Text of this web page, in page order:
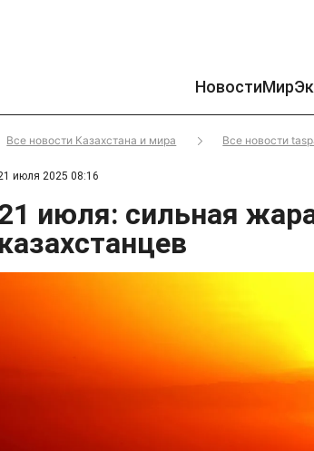
НовостиМир
Все новости Казахстана и мира Все новости
июля 2025 08:16
июля: сильная
казахстанцев